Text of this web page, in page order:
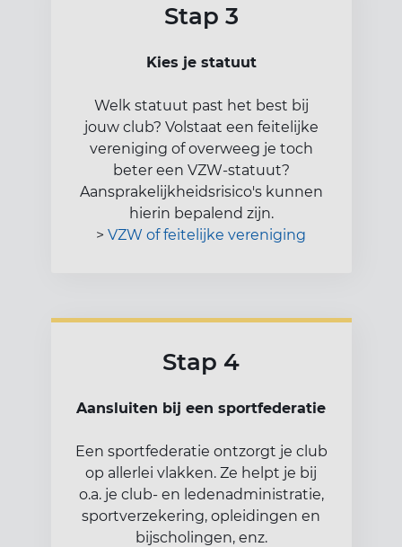
Stap 3
Kies je statuut
Welk statuut past het best bij
jouw club? Volstaat een feitelijke
vereniging of overweeg je toch
beter een VZW-statuut?
Aansprakelijkheidsrisico's kunnen
hierin bepalend zijn.
> VZW of feitelijke vereniging​
Stap 4
Aansluiten bij een sportfederatie
Een sportfederatie ontzorgt je club
op allerlei vlakken. Ze helpt je bij
o.a. je club- en ledenadministratie,
sportverzekering, opleidingen en
bijscholingen, enz.